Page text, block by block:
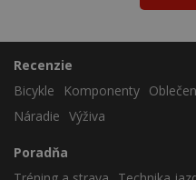
Recenzie
Bicykle
Komponenty
Náradie Výživa
Poradňa